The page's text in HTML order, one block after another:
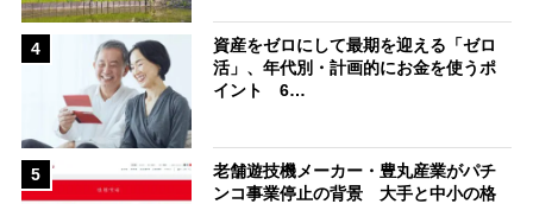
4
資産をゼロにして最期を迎える「ゼロ
活」、年代別・計画的にお金を使うポ
イント 6…
5
老舗遊技機メーカー・豊丸産業がパチ
ンコ事業停止の背景 大手と中小の格